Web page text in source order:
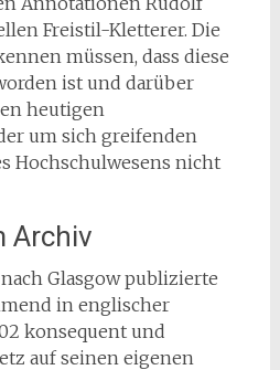
Freistil-Kletterer. Die
müssen, dass diese
ist und darüber
heutigen
um sich greifenden
Hochschulwesens nicht
Archiv
Glasgow publizierte
in englischer
konsequent und
auf seinen eigenen